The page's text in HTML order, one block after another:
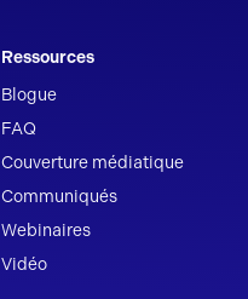
Ressources
Blogue
FAQ
Couverture médiatique
Communiqués
Webinaires
Vidéo